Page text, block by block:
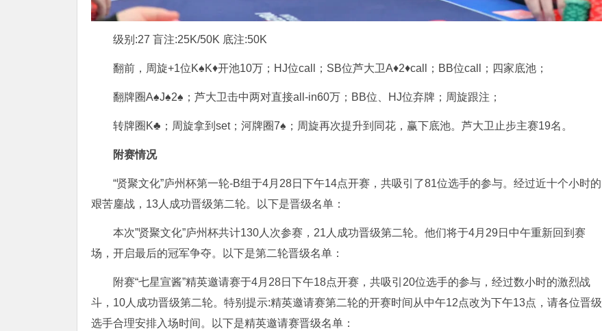
级别:27 盲注:25K/50K 底注:50K
翻前，周旋+1位K♠K♦开池10万；HJ位call；SB位芦大卫A♦2♦call；BB位call；四家底池；
翻牌圈A♠J♠2♠；芦大卫击中两对直接all-in60万；BB位、HJ位弃牌；周旋跟注；
转牌圈K♣；周旋拿到set；河牌圈7♠；周旋再次提升到同花，赢下底池。芦大卫止步主赛19名。
附赛情况
“贤聚文化”庐州杯第一轮-B组于4月28日下午14点开赛，共吸引了81位选手的参与。经过近十个小时的
艰苦鏖战，13人成功晋级第二轮。以下是晋级名单：
本次”贤聚文化”庐州杯共计130人次参赛，21人成功晋级第二轮。他们将于4月29日中午重新回到赛
场，开启最后的冠军争夺。以下是第二轮晋级名单：
附赛“七星宣酱”精英邀请赛于4月28日下午18点开赛，共吸引20位选手的参与，经过数小时的激烈战
斗，10人成功晋级第二轮。特别提示:精英邀请赛第二轮的开赛时间从中午12点改为下午13点，请各位晋级
选手合理安排入场时间。以下是精英邀请赛晋级名单：